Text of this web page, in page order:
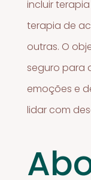
incluir
terapia de
outras. O
seguro para
emoções e
lidar com